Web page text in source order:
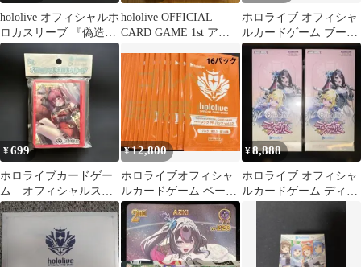
hololive オフィシャルホ
ロカスリーブ 『偽造ホ
ロカ』 ホロカ
hololive OFFICIAL
CARD GAME 1st アニ
ホロライブ オフィシャ
ルカードゲーム ブース
ターパック 2BOX
¥699
ホロライブカードゲー
ム オフィシャルスリ
ーブ 宝鐘マリン
¥12,800
ホロライブオフィシャ
ルカードゲーム ベーシ
ックPRパックvol.12 16
パック
¥8,888
ホロライブ オフィシャ
ルカードゲーム ディー